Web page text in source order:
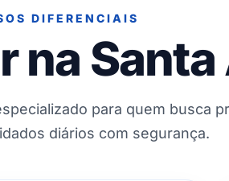
DIFERENCIAIS
na
para quem busca
diários com segurança.